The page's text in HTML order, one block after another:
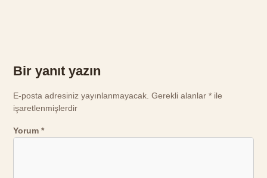
Bir yanıt yazın
E-posta adresiniz yayınlanmayacak. Gerekli alanlar* ile
işaretlenmişlerdir
Yorum*